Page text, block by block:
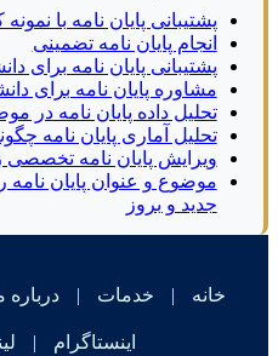
پشتیبانی پایان نامه با
انجام پایان نامه تضمینی
پشتیبانی پایان نامه برای
مشاوره پایان نامه برای
تحلیل داده پایان نامه در
تحلیل آماری پایان نامه
ویرایش پایان نامه
موضوع و عنوان پایان نامه
جدید و بروز
خانه | خدمات | درباره
اینستاگرام |